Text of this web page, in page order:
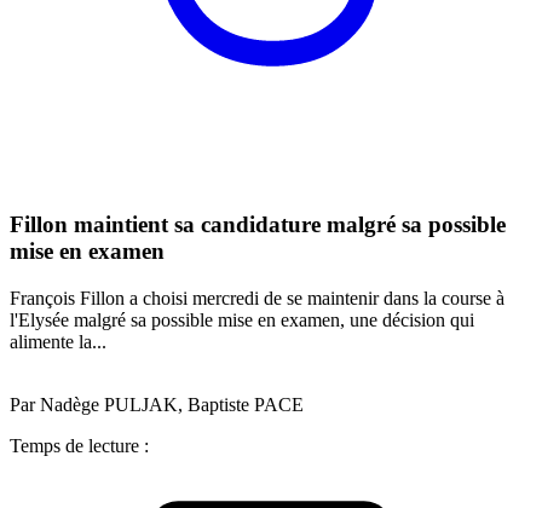
Fillon maintient sa candidature malgré sa possible
mise en examen
François Fillon a choisi mercredi de se maintenir dans la course à
l'Elysée malgré sa possible mise en examen, une décision qui
alimente la...
Par Nadège PULJAK, Baptiste PACE
Temps de lecture :